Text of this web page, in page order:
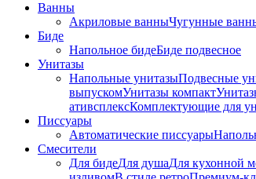
Ванны
Акриловые ванныЧугунные
Биде
Напольное бидеБиде пoдвеснoе
Унитазы
Напольные унитазыПодвесные
выпускомУнитазы компакт
ативсплексКомплектующие для
Писсуары
Автоматические писсуары
Смесители
Для бидеДля душаДля кухонной